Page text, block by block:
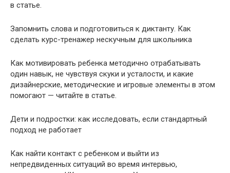
в статье.
Запомнить слова и подготовиться к диктанту. Как
сделать курс-тренажер нескучным для школьника
Как мотивировать ребенка методично отрабатывать
один навык, не чувствуя скуки и усталости, и какие
дизайнерские, методические и игровые элементы в этом
помогают — читайте в статье.
Дети и подростки: как исследовать, если стандартный
подход не работает
Как найти контакт с ребенком и выйти из
непредвиденных ситуаций во время интервью,